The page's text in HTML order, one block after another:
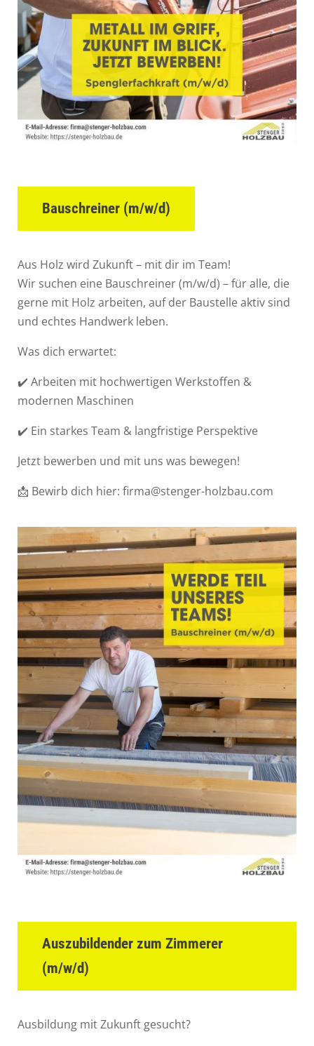
Bauschreiner (m/w/d)
Aus Holz wird Zukunft – mit dir im Team!
Wir suchen eine Bauschreiner (m/w/d) – für alle, die
gerne mit Holz arbeiten, auf der Baustelle aktiv sind
und echtes Handwerk leben.
Was dich erwartet:
✔️ Arbeiten mit hochwertigen Werkstoffen &
modernen Maschinen
✔️ Ein starkes Team & langfristige Perspektive
Jetzt bewerben und mit uns was bewegen!
📩 Bewirb dich hier: firma@stenger-holzbau.com
Auszubildender zum Zimmerer
(m/w/d)
Ausbildung mit Zukunft gesucht?